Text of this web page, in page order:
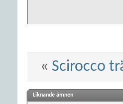
« Scirocco
Liknande ämnen